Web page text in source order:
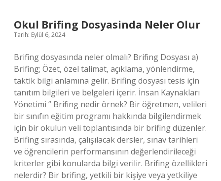
Okul Brifing Dosyasinda Neler Olur
Tarih: Eylül 6, 2024
Brifing dosyasında neler olmalı? Brifing Dosyası a)
Brifing; Özet, özel talimat, açıklama, yönlendirme,
taktik bilgi anlamına gelir. Brifing dosyası tesis için
tanıtım bilgileri ve belgeleri içerir. İnsan Kaynakları
Yönetimi ” Brifing nedir örnek? Bir öğretmen, velileri
bir sınıfın eğitim programı hakkında bilgilendirmek
için bir okulun veli toplantısında bir brifing düzenler.
Brifing sırasında, çalışılacak dersler, sınav tarihleri ​​
ve öğrencilerin performansının değerlendirileceği
kriterler gibi konularda bilgi verilir. Brifing özellikleri
nelerdir? Bir brifing, yetkili bir kişiye veya yetkiliye